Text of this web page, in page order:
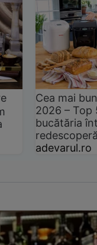
Cea mai
2026 –
bucătăria
adevarul.ro